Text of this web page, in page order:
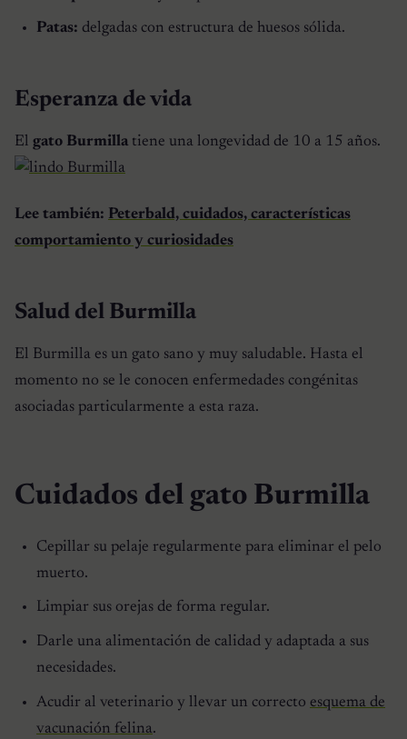
Patas: delgadas con estructura de huesos sólida.
Esperanza de vida
El gato Burmilla tiene una longevidad de 10 a 15 años.
Lee también: Peterbald, cuidados, características
comportamiento y curiosidades
Salud del Burmilla
El Burmilla es un gato sano y muy saludable. Hasta el
momento no se le conocen enfermedades congénitas
asociadas particularmente a esta raza.
Cuidados del gato Burmilla
Cepillar su pelaje regularmente para eliminar el pelo
muerto.
Limpiar sus orejas de forma regular.
Darle una alimentación de calidad y adaptada a sus
necesidades.
Acudir al veterinario y llevar un correcto esquema de
vacunación felina.